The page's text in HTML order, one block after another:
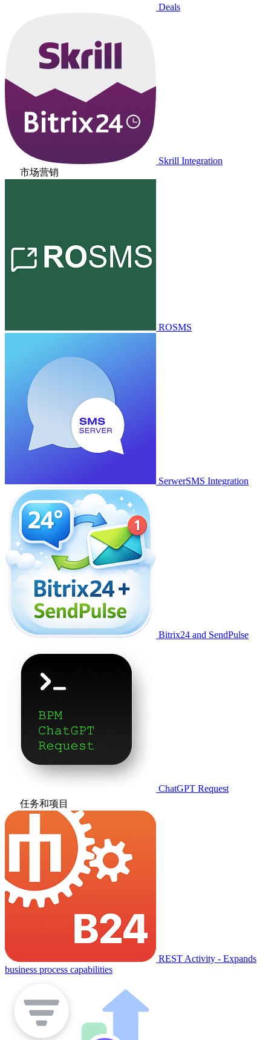
Deals
Skrill Integration
市场营销
ROSMS
SerwerSMS Integration
Bitrix24 and SendPulse
ChatGPT Request
任务和项目
REST Activity - Expands
business process capabilities